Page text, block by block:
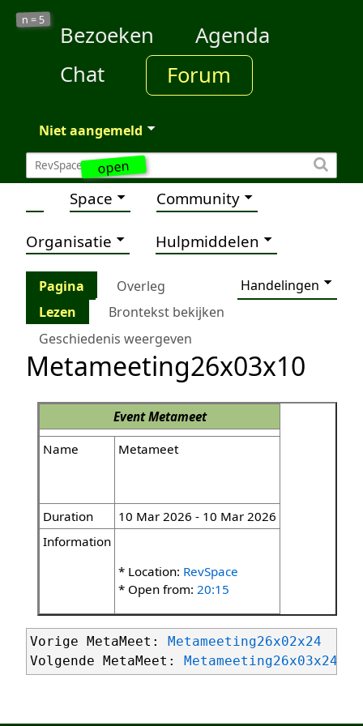
open
n = 5
Bezoeken
Agenda
Chat
Forum
Niet aangemeld
Space Community
Organisatie Hulpmiddelen
Pagina Overleg
Handelingen
Lezen
Brontekst bekijken
Geschiedenis weergeven
Metameeting26x03x10
EventMetameet
Name
Metameet
Duration
10 Mar 2026 - 10 Mar 2026
Information
* Location: RevSpace
* Open from: 20:15
Vorige MetaMeet:
Metameeting26x02x24
Volgende MetaMeet:
Metameeting26x03x24